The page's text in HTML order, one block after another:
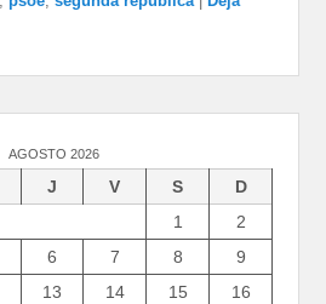
AGOSTO 2026
J V S
D
1
2
6 7 8
9
13 14 15
16